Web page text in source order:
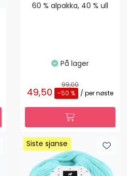
60 % alpakka, 40 % ull
På lager
99,00
49,50 -50 % / per nøste
Siste sjanse
Siste sjanse
Siste sjanse
Siste sjanse